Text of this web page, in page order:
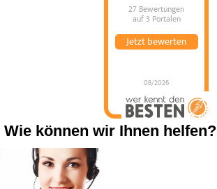
27 Bewertungen
auf 3 Portalen
08/2026
Jetzt bewerten
Wie können wir Ihnen helfen?